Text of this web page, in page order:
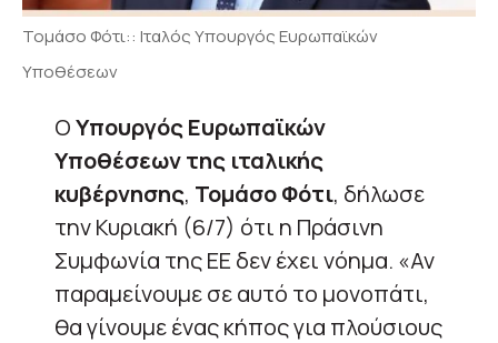
Τομάσο Φότι:: Iταλός Υπουργός Ευρωπαϊκών
Υποθέσεων
ΟΥπουργός Ευρωπαϊκών
Υποθέσεων της ιταλικής
κυβέρνησης, Τομάσο Φότι, δήλωσε
την Κυριακή (6/7) ότι η Πράσινη
Συμφωνία της ΕΕ δεν έχει νόημα. «Αν
παραμείνουμε σε αυτό το μονοπάτι,
θα γίνουμε ένας κήπος για πλούσιους